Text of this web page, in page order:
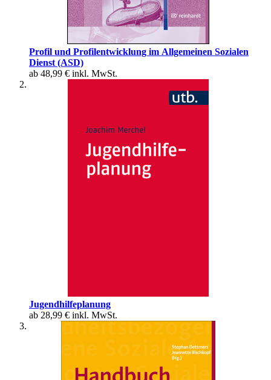
Profil und Profilentwicklung im Allgemeinen Sozialen
Dienst (ASD)
ab 48,99 € inkl. MwSt.
Jugendhilfeplanung
ab 28,99 € inkl. MwSt.